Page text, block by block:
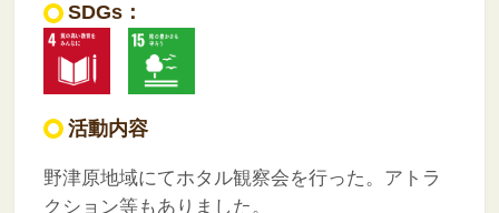
SDGs：
活動内容
野津原地域にてホタル観察会を行った。アトラ
クション等もありました。